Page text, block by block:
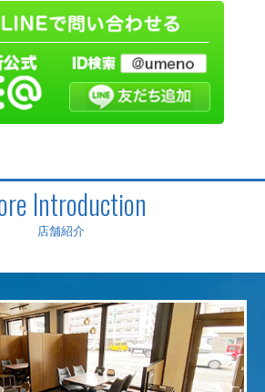
Introduction
店舗紹介